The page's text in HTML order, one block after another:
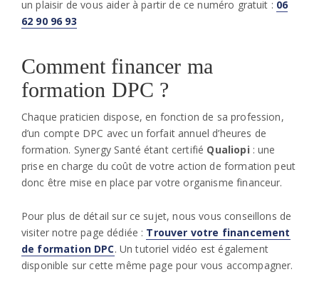
un plaisir de vous aider à partir de ce numéro gratuit : 06
62 90 96 93
Comment financer ma
formation DPC ?
Chaque praticien dispose, en fonction de sa profession,
d’un compte DPC avec un forfait annuel d’heures de
formation. Synergy Santé étant certifié Qualiopi : une
prise en charge du coût de votre action de formation peut
donc être mise en place par votre organisme financeur.
Pour plus de détail sur ce sujet, nous vous conseillons de
visiter notre page dédiée : Trouver votre financement
de formation DPC. Un tutoriel vidéo est également
disponible sur cette même page pour vous accompagner.